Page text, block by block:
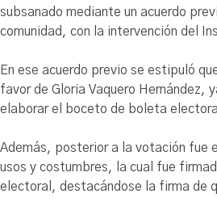
subsanado mediante un acuerdo
comunidad, con la intervención del
En ese acuerdo previo se estipuló
favor de Gloria Vaquero Hernández,
elaborar el boceto de boleta
Además, posterior a la votación fue
usos y costumbres, la cual fue
electoral, destacándose la firma de